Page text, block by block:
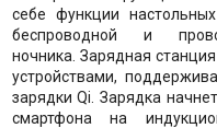
себе функции
беспроводной и
ночника. Зарядная
устройствами,
зарядки Qi. Зарядка
смартфона на